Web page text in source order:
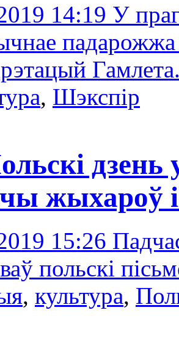
14:19 У
, Шэкспір
жыхароў і
15:26
польскі
, культура,